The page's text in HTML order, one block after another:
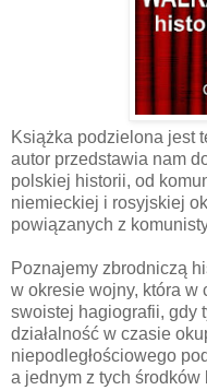
Książka podzielona jest
autor przedstawia nam
polskiej historii, od
niemieckiej i rosyjskiej
powiązanych z
Poznajemy zbrodniczą
w okresie wojny, która w
swoistej hagiografii, gdy
działalność w czasie
niepodległościowego
a jednym z tych środków